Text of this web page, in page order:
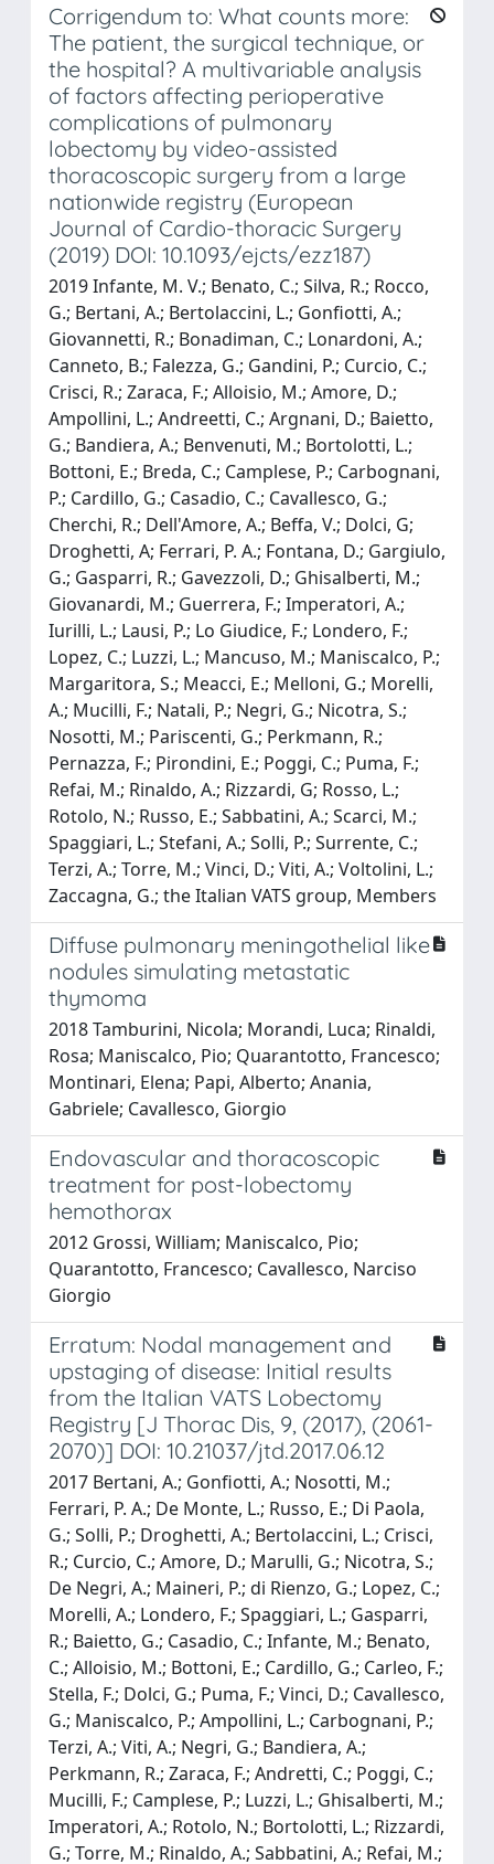
Corrigendum to: What counts more:
The patient, the surgical technique, or
the hospital? A multivariable analysis
of factors affecting perioperative
complications of pulmonary
lobectomy by video-assisted
thoracoscopic surgery from a large
nationwide registry (European
Journal of Cardio-thoracic Surgery
(2019) DOI: 10.1093/ejcts/ezz187)
2019 Infante, M. V.; Benato, C.; Silva, R.; Rocco,
G.; Bertani, A.; Bertolaccini, L.; Gonfiotti, A.;
Giovannetti, R.; Bonadiman, C.; Lonardoni, A.;
Canneto, B.; Falezza, G.; Gandini, P.; Curcio, C.;
Crisci, R.; Zaraca, F.; Alloisio, M.; Amore, D.;
Ampollini, L.; Andreetti, C.; Argnani, D.; Baietto,
G.; Bandiera, A.; Benvenuti, M.; Bortolotti, L.;
Bottoni, E.; Breda, C.; Camplese, P.; Carbognani,
P.; Cardillo, G.; Casadio, C.; Cavallesco, G.;
Cherchi, R.; Dell'Amore, A.; Beffa, V.; Dolci, G;
Droghetti, A; Ferrari, P. A.; Fontana, D.; Gargiulo,
G.; Gasparri, R.; Gavezzoli, D.; Ghisalberti, M.;
Giovanardi, M.; Guerrera, F.; Imperatori, A.;
Iurilli, L.; Lausi, P.; Lo Giudice, F.; Londero, F.;
Lopez, C.; Luzzi, L.; Mancuso, M.; Maniscalco, P.;
Margaritora, S.; Meacci, E.; Melloni, G.; Morelli,
A.; Mucilli, F.; Natali, P.; Negri, G.; Nicotra, S.;
Nosotti, M.; Pariscenti, G.; Perkmann, R.;
Pernazza, F.; Pirondini, E.; Poggi, C.; Puma, F.;
Refai, M.; Rinaldo, A.; Rizzardi, G; Rosso, L.;
Rotolo, N.; Russo, E.; Sabbatini, A.; Scarci, M.;
Spaggiari, L.; Stefani, A.; Solli, P.; Surrente, C.;
Terzi, A.; Torre, M.; Vinci, D.; Viti, A.; Voltolini, L.;
Zaccagna, G.; the Italian VATS group, Members
Diffuse pulmonary meningothelial like
nodules simulating metastatic
thymoma
2018 Tamburini, Nicola; Morandi, Luca; Rinaldi,
Rosa; Maniscalco, Pio; Quarantotto, Francesco;
Montinari, Elena; Papi, Alberto; Anania,
Gabriele; Cavallesco, Giorgio
Endovascular and thoracoscopic
treatment for post-lobectomy
hemothorax
2012 Grossi, William; Maniscalco, Pio;
Quarantotto, Francesco; Cavallesco, Narciso
Giorgio
Erratum: Nodal management and
upstaging of disease: Initial results
from the Italian VATS Lobectomy
Registry [J Thorac Dis, 9, (2017), (2061-
2070)] DOI: 10.21037/jtd.2017.06.12
2017 Bertani, A.; Gonfiotti, A.; Nosotti, M.;
Ferrari, P. A.; De Monte, L.; Russo, E.; Di Paola,
G.; Solli, P.; Droghetti, A.; Bertolaccini, L.; Crisci,
R.; Curcio, C.; Amore, D.; Marulli, G.; Nicotra, S.;
De Negri, A.; Maineri, P.; di Rienzo, G.; Lopez, C.;
Morelli, A.; Londero, F.; Spaggiari, L.; Gasparri,
R.; Baietto, G.; Casadio, C.; Infante, M.; Benato,
C.; Alloisio, M.; Bottoni, E.; Cardillo, G.; Carleo, F.;
Stella, F.; Dolci, G.; Puma, F.; Vinci, D.; Cavallesco,
G.; Maniscalco, P.; Ampollini, L.; Carbognani, P.;
Terzi, A.; Viti, A.; Negri, G.; Bandiera, A.;
Perkmann, R.; Zaraca, F.; Andretti, C.; Poggi, C.;
Mucilli, F.; Camplese, P.; Luzzi, L.; Ghisalberti, M.;
Imperatori, A.; Rotolo, N.; Bortolotti, L.; Rizzardi,
G.; Torre, M.; Rinaldo, A.; Sabbatini, A.; Refai, M.;